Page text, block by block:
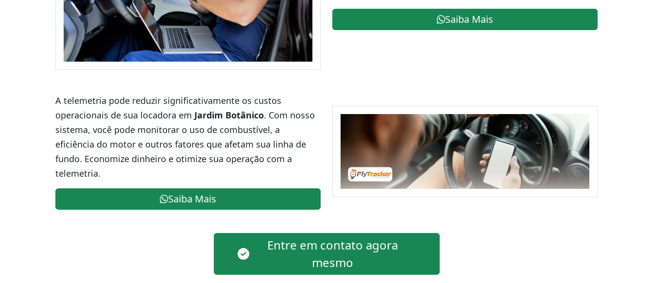
Saiba Mais
A telemetria pode reduzir significativamente os custos
operacionais de sua locadora em Jardim Botânico. Com nosso
sistema, você pode monitorar o uso de combustível, a
eficiência do motor e outros fatores que afetam sua linha de
fundo. Economize dinheiro e otimize sua operação com a
telemetria.
Saiba Mais
Entre em contato agora
mesmo